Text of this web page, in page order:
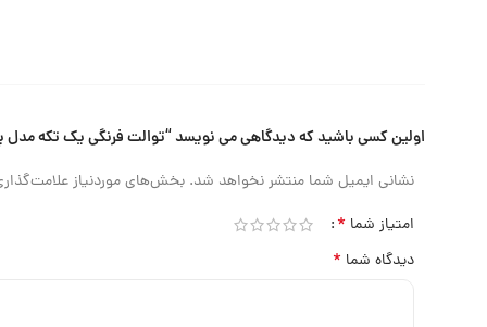
اولین کسی باشید که دیدگاهی می نویسد “توالت فرنگی یک تکه مدل
نشانی ایمیل شما منتشر نخواهد شد. بخش‌های موردنیاز
امتیاز شما *
دیدگاه شما *